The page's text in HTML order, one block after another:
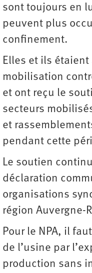
sont toujours en
peuvent plus
confinement.
Elles et ils
mobilisation
et ont reçu le
secteurs
et
pendant cette
Le soutien
déclaration
organisations
région Auvergne-
Pour le NPA, il
de l’usine par
production sans